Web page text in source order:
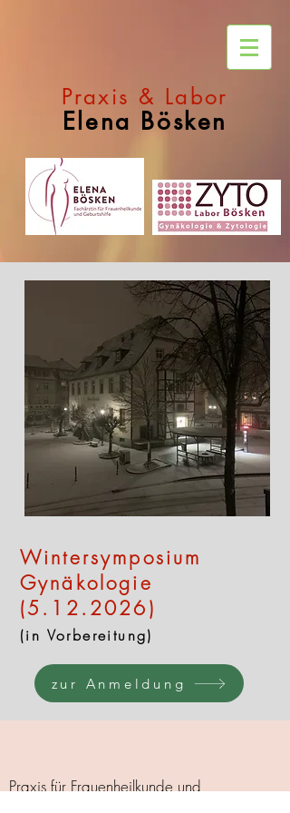
Praxis & Labor
Elena Bösken
Wintersymposium
Gynäkologie
(5.12.2026)
(in Vorbereitung)
zur Anmeldung
Praxis für Frauenheilkunde und